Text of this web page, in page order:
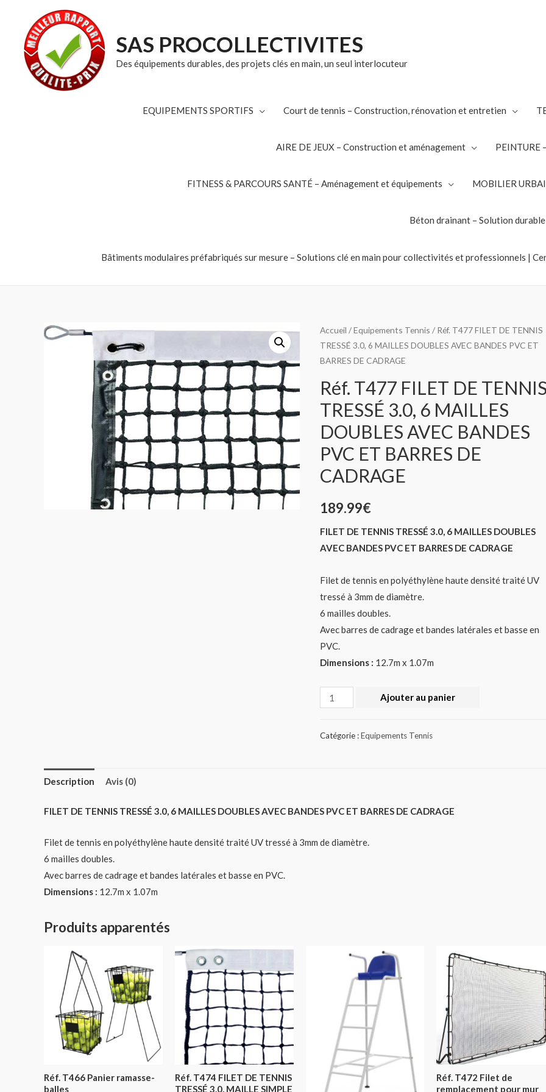
SAS PROCOLLECTIVITES
Des équipements durables, des projets clés en main, un seul interlocuteur
EQUIPEMENTS SPORTIFS Court de tennis – Construction, rénovation et entretien
AIRE DE JEUX – Construction et aménagement PEINTURE
FITNESS & PARCOURS SANTÉ – Aménagement et équipements MOBILIER
Béton drainant – Solution
Bâtiments modulaires préfabriqués sur mesure – Solutions clé en main pour collectivités et professionnels |
Accueil /Equipements Tennis / Réf. T477 FILET DE TENNIS
TRESSÉ 3.0, 6 MAILLES DOUBLES AVEC BANDES PVC ET
BARRES DE CADRAGE
Réf. T477 FILET DE
TRESSÉ 3.0, 6 MAILLES
DOUBLES AVEC BANDES
PVC ET BARRES DE
CADRAGE
189.99€
FILET DE TENNIS TRESSÉ 3.0, 6 MAILLES DOUBLES
AVEC BANDES PVC ET BARRES DE CADRAGE
Filet de tennis en polyéthylène haute densité traité UV
tressé à 3mm de diamètre.
6 mailles doubles.
Avec barres de cadrage et bandes latérales et basse en
PVC.
Dimensions : 12.7m x 1.07m
Quantité Ajouter au panier
Catégorie :Equipements Tennis
Description Avis (0)
FILET DE TENNIS TRESSÉ 3.0, 6 MAILLES DOUBLES AVEC BANDES PVC ET BARRES DE CADRAGE
Filet de tennis en polyéthylène haute densité traité UV tressé à 3mm de diamètre.
6 mailles doubles.
Avec barres de cadrage et bandes latérales et basse en PVC.
Dimensions : 12.7m x 1.07m
Produits apparentés
Réf. T466 Panier ramasse-
balles
Réf. T474 FILET DE TENNIS
TRESSÉ 3.0, MAILLE SIMPLE
Réf. T472 Filet de
remplacement pour mur